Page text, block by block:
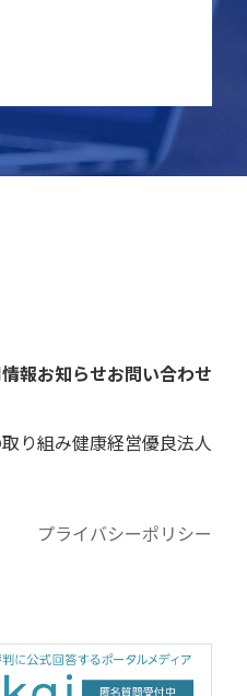
報お知らせお問い合わせ
り組み健康経営優良法人
プライバシーポリシー